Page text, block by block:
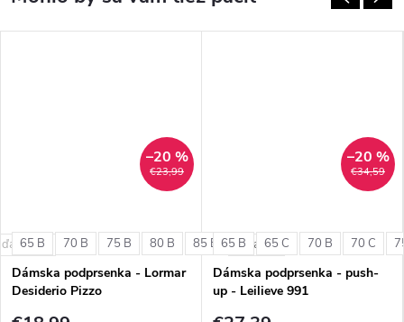
+ ďalšie
€23,99
–20 %
65 B 70 B 75 B 80 B 85 B + ďalšie
Dámska podprsenka - Lormar
Desiderio Pizzo
€34,59
–20 %
65 B 65 C 70 B 70 C
Dámska podprsenka - push-
up - Leilieve 991